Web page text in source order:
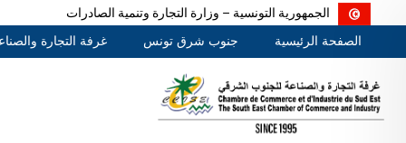
الجمهورية التونسية – وزارة التجارة وتنمية الصادرات
الصفحة الرئيسية
جنوب شرق تونس غرفة التجارة